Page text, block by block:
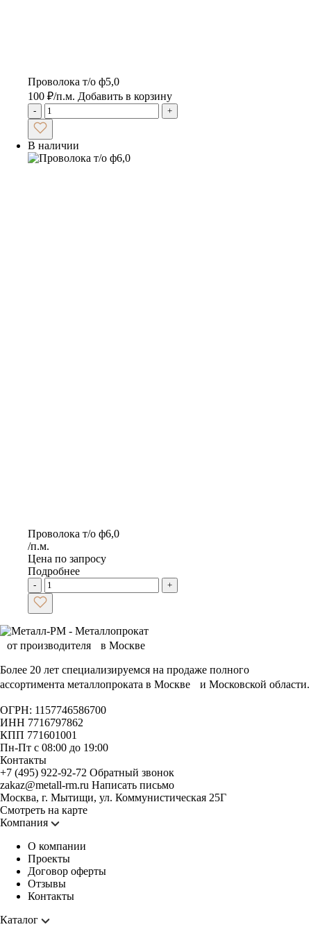
Проволока т/о ф5,0
100 ₽/п.м. Добавить в корзину
- +
В наличии
Проволока т/о ф6,0
/п.м.
Цена по запросу
Подробнее
- +
Более 20 лет специализируемся на продаже полного
ассортимента металлопроката в Москве и Московской области.
ОГРН: 1157746586700
ИНН 7716797862
КПП 771601001
Пн-Пт с 08:00 до 19:00
Контакты
+7 (495) 922-92-72 Обратный звонок
zakaz@metall-rm.ru Написать письмо
Москва, г. Мытищи, ул. Коммунистическая 25Г
Смотреть на карте
Компания
О компании
Проекты
Договор оферты
Отзывы
Контакты
Каталог